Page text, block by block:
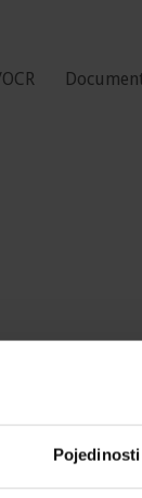
Pojedinosti
kolačića.